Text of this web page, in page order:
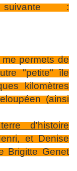
suivante :
permets de
"petite" île
kilomètres
(ainsi
d'histoire
et Denise
Brigitte Genet